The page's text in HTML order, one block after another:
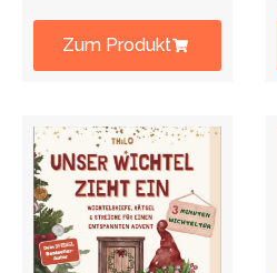
Zum Produkt